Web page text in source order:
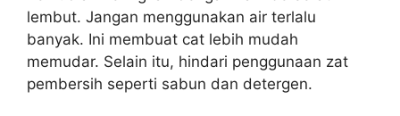
lembut. Jangan menggunakan air terlalu
banyak. Ini membuat cat lebih mudah
memudar. Selain itu, hindari penggunaan zat
pembersih seperti sabun dan detergen.